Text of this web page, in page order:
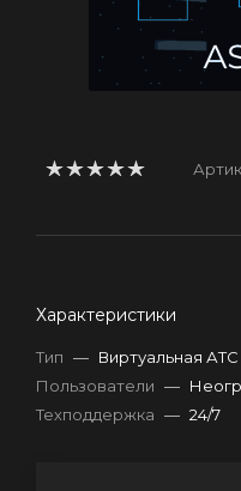
Характеристики
Тип — Виртуальная
Пользователи —
Техподдержка — 24/7